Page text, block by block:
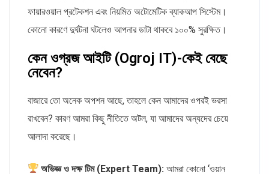
ফায়ারওয়াল প্রটেকশন এবং নিয়মিত অটোমেটিক ব্যাকআপ সিস্টেম।
কোনো কারণে দুর্ঘটনা ঘটলেও আপনার ডাটা থাকবে ১০০% সুরক্ষিত।
কেন ওগ্রজ আইটি (Ogroj IT)-কেই বেছে
নেবেন?
বাজারে তো অনেক অপশন আছে, তাহলে কেন আমাদের ওপরই ভরসা
রাখবেন? কারণ আমরা কিছু নীতিতে অটল, যা আমাদের অন্যদের চেয়ে
আলাদা করেছে।
অভিজ্ঞ ও দক্ষ টিম (Expert Team): আমরা কোনো ‘ওয়ান